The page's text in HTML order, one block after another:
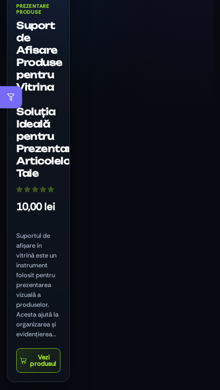
PREZENTARE
PRODUSE
Suport
de
Afisare
Produse
pentru
Vitrina
Soluția
Ideală
pentru
Prezentarea
Articolelor
Tale
10,00lei
Suportul de
afișare în
vitrină este un
instrument
folosit pentru
prezentarea
vizuală a
produselor.
Acesta ajută la
organizarea și
evidențierea...